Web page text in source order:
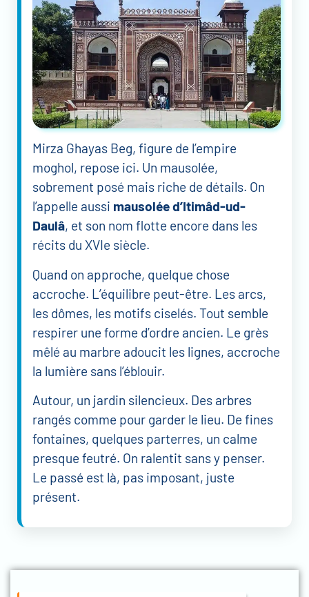
Mirza Ghayas Beg, figure de l’empire
moghol, repose ici. Un mausolée,
sobrement posé mais riche de détails. On
l’appelle aussi mausolée d’Itimâd-ud-
Daulâ, et son nom flotte encore dans les
récits du XVIe siècle.
Quand on approche, quelque chose
accroche. L’équilibre peut-être. Les arcs,
les dômes, les motifs ciselés. Tout semble
respirer une forme d’ordre ancien. Le grès
mêlé au marbre adoucit les lignes, accroche
la lumière sans l’éblouir.
Autour, un jardin silencieux. Des arbres
rangés comme pour garder le lieu. De fines
fontaines, quelques parterres, un calme
presque feutré. On ralentit sans y penser.
Le passé est là, pas imposant, juste
présent.